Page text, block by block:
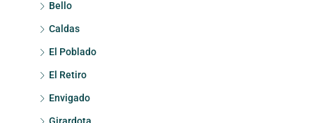
Bello
Caldas
El Poblado
El Retiro
Envigado